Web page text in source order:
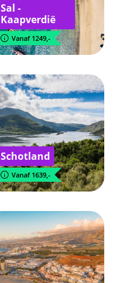
Sal -
Kaapverdië
Vanaf 1249,-
Schotland
Vanaf 1639,-